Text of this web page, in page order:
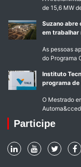
de 15,6 MW
Suzano
em trabalhar
As pessoas
do Programa
Instituto
programa
O Mestrado
Participe